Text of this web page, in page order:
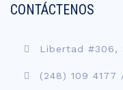
CONTÁCTENOS
Libertad #306,
(248) 109 4177